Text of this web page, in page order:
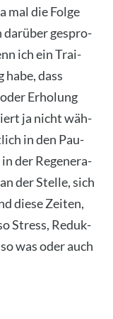
mal die Fol­ge
dar­über gespro­
ich ein Trai­
habe, dass
Erho­lung
ja nicht wäh­
in den Pau­
in der Rege­ne­ra­
der Stel­le, sich
die­se Zei­ten,
Stress, Reduk­
was oder auch